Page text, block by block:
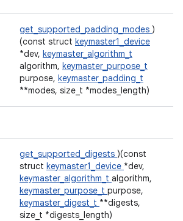
get_supported_padding_modes )
(const struct keymaster1_device
*dev, keymaster_algorithm_t
algorithm, keymaster_purpose_t
purpose, keymaster_padding_t
**modes, size_t *modes_length)
get_supported_digests )(const
struct keymaster1_device *dev,
keymaster_algorithm_t algorithm,
keymaster_purpose_t purpose,
keymaster_digest_t **digests,
size_t *digests_length)